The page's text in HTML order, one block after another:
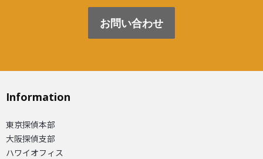
お問い合わせ
Information
東京探偵本部
大阪探偵支部
ハワイオフィス